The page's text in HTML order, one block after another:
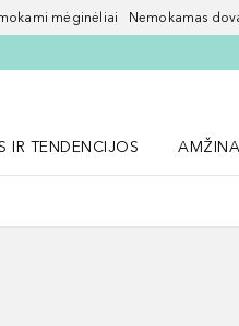
mėginėliai Nemokamas
IR TENDENCIJOS